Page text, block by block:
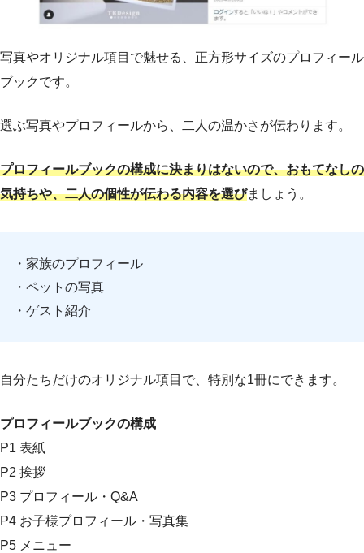
写真やオリジナル項目で魅せる、正方形サイズのプロフィール
ブックです。
選ぶ写真やプロフィールから、二人の温かさが伝わります。
プロフィールブックの構成に決まりはないので、おもてなしの
気持ちや、二人の個性が伝わる内容を選びましょう。
・家族のプロフィール
・ペットの写真
・ゲスト紹介
自分たちだけのオリジナル項目で、特別な1冊にできます。
プロフィールブックの構成
P1 表紙
P2 挨拶
P3 プロフィール・Q&A
P4 お子様プロフィール・写真集
P5 メニュー